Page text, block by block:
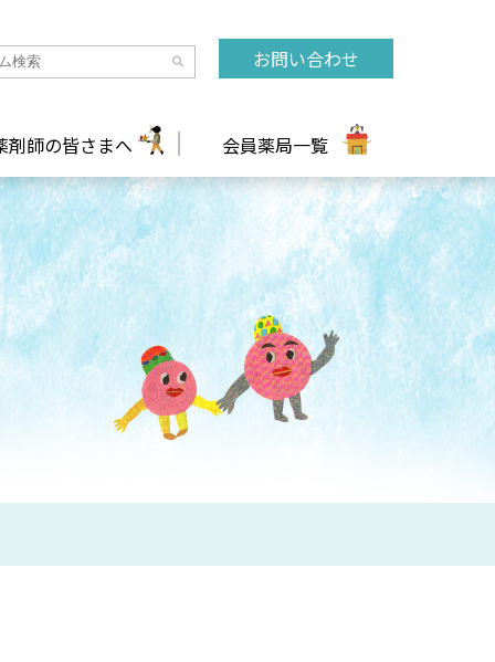
お問い合わせ
剤師の皆さまへ 会員薬局一覧